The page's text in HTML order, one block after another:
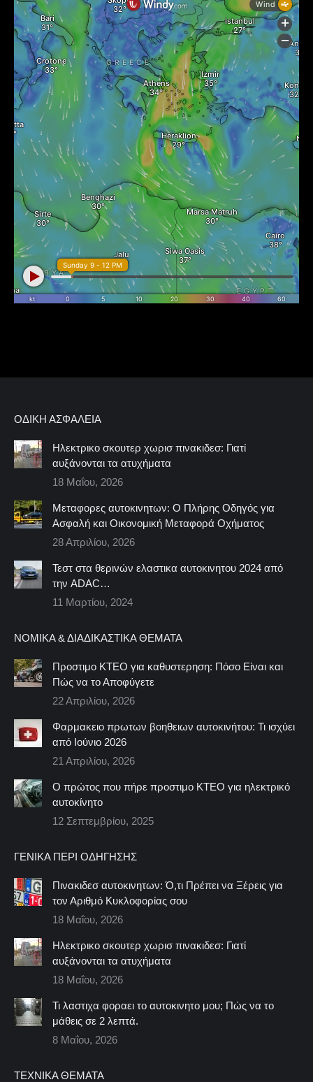
ΟΔΙΚΉ ΑΣΦΆΛΕΙΑ
Ηλεκτρικο σκουτερ χωρισ πινακιδεσ: Γιατί
αυξάνονται τα ατυχήματα
18 Μαΐου, 2026
Μεταφορες αυτοκινητων: Ο Πλήρης Οδηγός για
Ασφαλή και Οικονομική Μεταφορά Οχήματος
28 Απριλίου, 2026
Τεστ στα θερινών ελαστικα αυτοκινητου 2024 από
την ADAC…
11 Μαρτίου, 2024
ΝΟΜΙΚΆ & ΔΙΑΔΙΚΑΣΤΙΚΆ ΘΈΜΑΤΑ
Προστιμο ΚΤΕΟ για καθυστερηση: Πόσο Είναι και
Πώς να το Αποφύγετε
22 Απριλίου, 2026
Φαρμακειο πρωτων βοηθειων αυτοκινήτου: Τι ισχύει
από Ιούνιο 2026
21 Απριλίου, 2026
Ο πρώτος που πήρε προστιμο ΚΤΕΟ για ηλεκτρικό
αυτοκίνητο
12 Σεπτεμβρίου, 2025
ΓΕΝΙΚΆ ΠΕΡΊ ΟΔΉΓΗΣΗΣ
Πινακιδεσ αυτοκινητων: Ό,τι Πρέπει να Ξέρεις για
τον Αριθμό Κυκλοφορίας σου
18 Μαΐου, 2026
Ηλεκτρικο σκουτερ χωρισ πινακιδεσ: Γιατί
αυξάνονται τα ατυχήματα
18 Μαΐου, 2026
Τι λαστιχα φοραει το αυτοκινητο μου; Πώς να το
μάθεις σε 2 λεπτά.
8 Μαΐου, 2026
ΤΕΧΝΙΚΆ ΘΈΜΑΤΑ